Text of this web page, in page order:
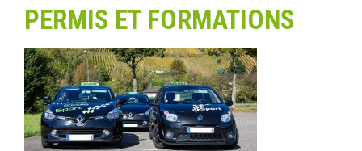
PERMIS ET FORMATIONS